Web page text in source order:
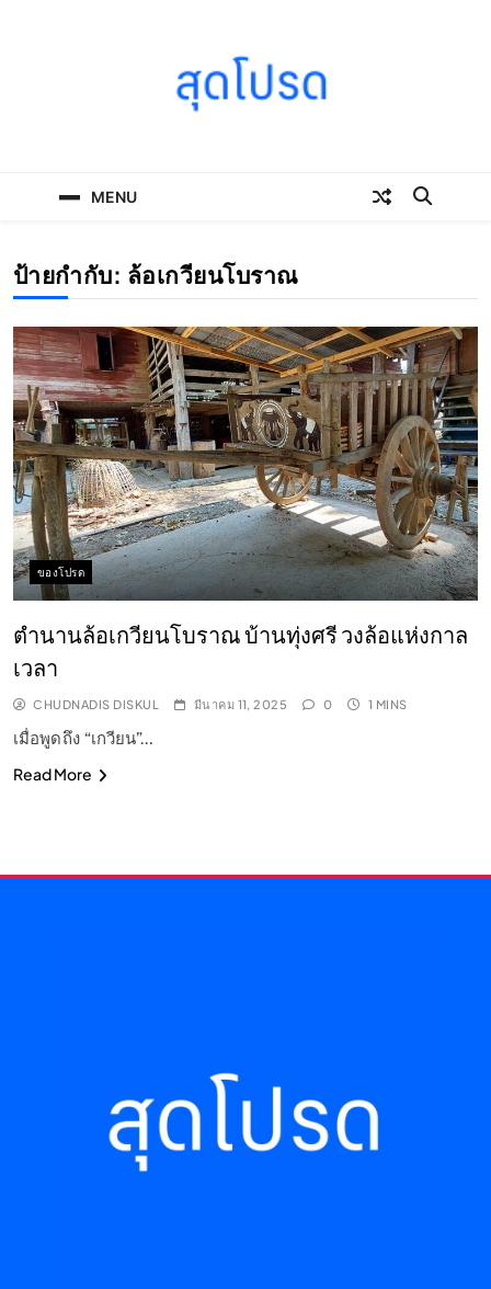
MENU
ป้ายกำกับ: ล้อเกวียนโบราณ
ของโปรด
ตำนานล้อเกวียนโบราณ บ้านทุ่งศรี วงล้อแห่งกาล
เวลา
CHUDNADIS DISKUL มีนาคม 11, 2025 0 1 MINS
เมื่อพูดถึง “เกวียน”…
Read More